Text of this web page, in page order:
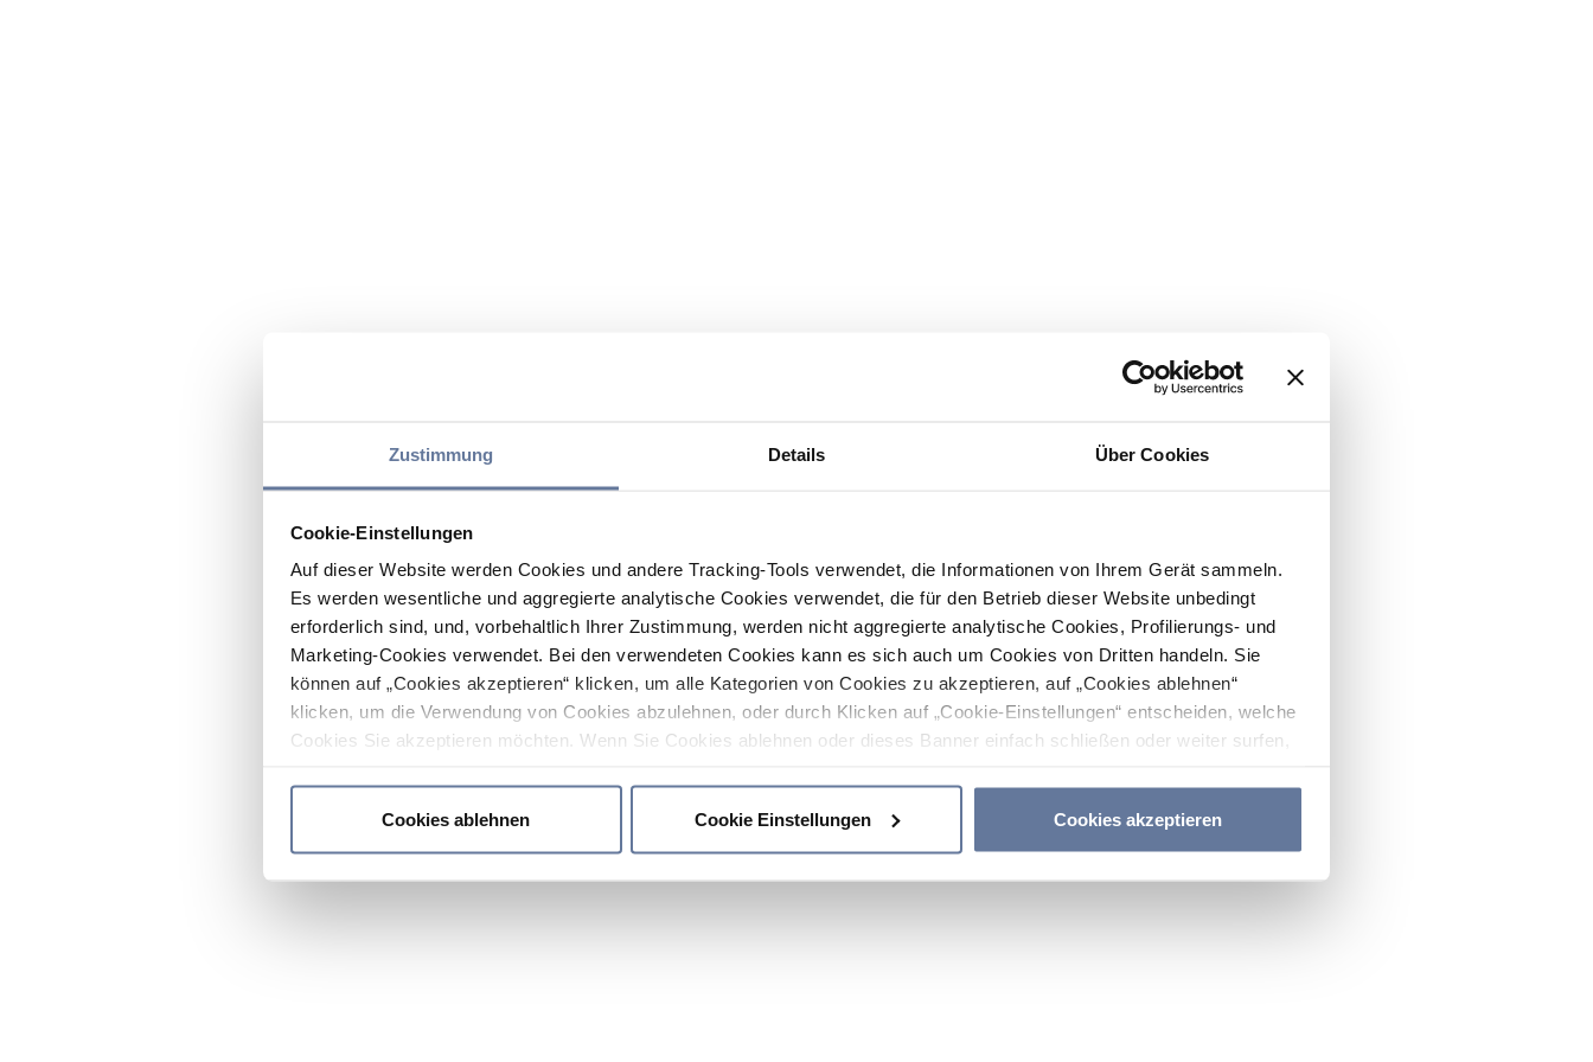
Zustimmung Details Über Cookies
Cookie-Einstellungen
Auf dieser Website werden Cookies und andere Tracking-Tools verwendet, die Informationen von Ihrem Gerät sammeln.
Es werden wesentliche und aggregierte analytische Cookies verwendet, die für den Betrieb dieser Website unbedingt
erforderlich sind, und, vorbehaltlich Ihrer Zustimmung, werden nicht aggregierte analytische Cookies, Profilierungs- und
Marketing-Cookies verwendet. Bei den verwendeten Cookies kann es sich auch um Cookies von Dritten handeln. Sie
können auf „Cookies akzeptieren“ klicken, um alle Kategorien von Cookies zu akzeptieren, auf „Cookies ablehnen“
klicken, um die Verwendung von Cookies abzulehnen, oder durch Klicken auf „Cookie-Einstellungen“ entscheiden, welche
Cookies Sie akzeptieren möchten. Wenn Sie Cookies ablehnen oder dieses Banner einfach schließen oder weiter surfen,
Cookies ablehnen
Cookie Einstellungen Cookies akzeptieren